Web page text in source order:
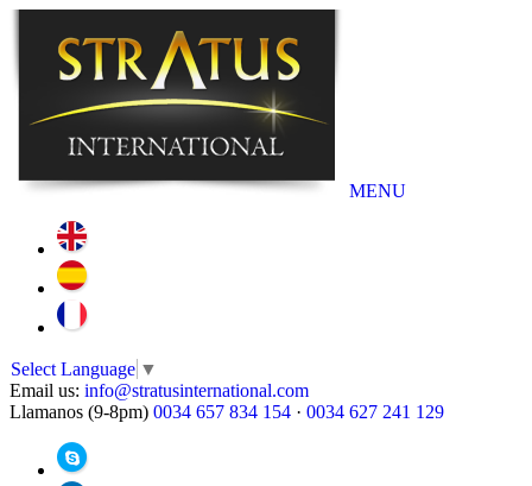
MENU
Select Language ▼
Email us: info@stratusinternational.com
Llamanos (9-8pm) 0034 657 834 154 · 0034 627 241 129